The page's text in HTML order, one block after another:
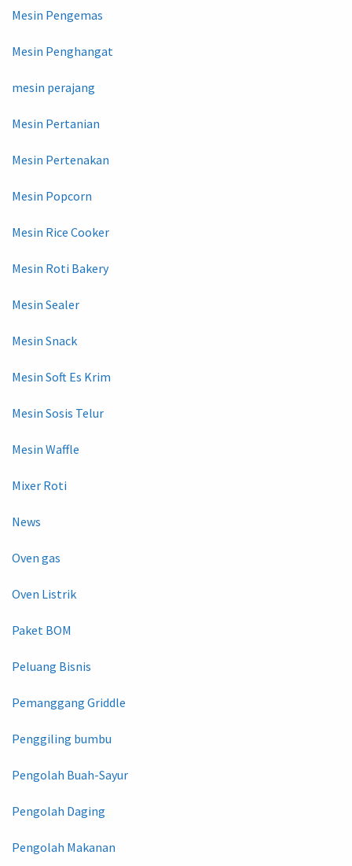
Mesin Pengemas
Mesin Penghangat
mesin perajang
Mesin Pertanian
Mesin Pertenakan
Mesin Popcorn
Mesin Rice Cooker
Mesin Roti Bakery
Mesin Sealer
Mesin Snack
Mesin Soft Es Krim
Mesin Sosis Telur
Mesin Waffle
Mixer Roti
News
Oven gas
Oven Listrik
Paket BOM
Peluang Bisnis
Pemanggang Griddle
Penggiling bumbu
Pengolah Buah-Sayur
Pengolah Daging
Pengolah Makanan